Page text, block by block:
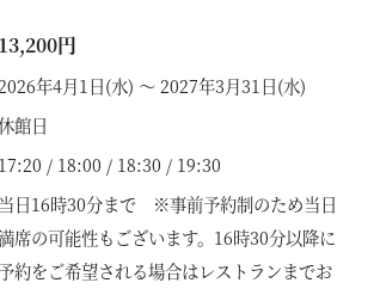
13,200円
年4月1日(水) ～ 2027年3月31日(水)
館日
17:20 / 18:00 / 18:30 / 19:30
当日16時30分まで ※事前予約制のため当日
席の可能性もございます。16時30分以降に
約をご希望される場合はレストランまでお